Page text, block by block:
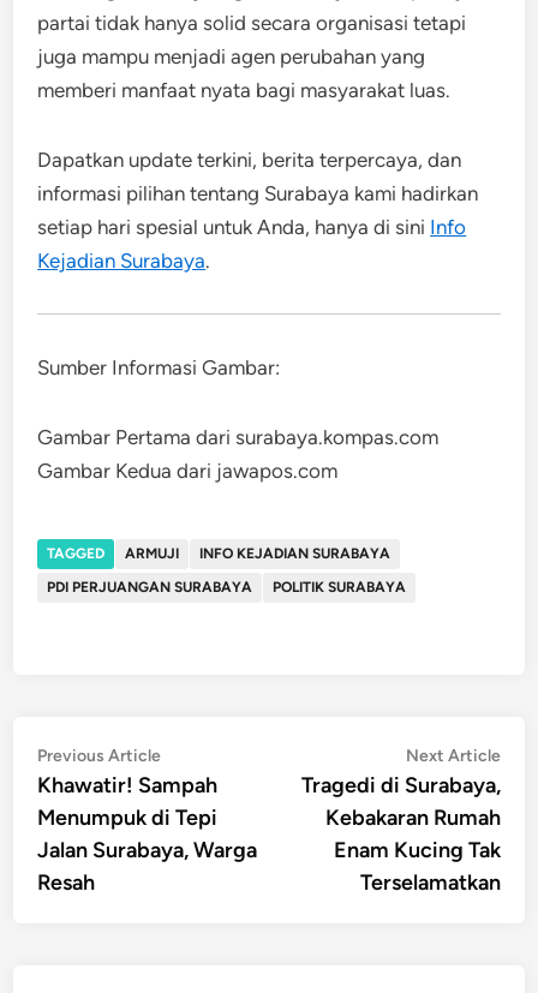
partai tidak hanya solid secara organisasi tetapi
juga mampu menjadi agen perubahan yang
memberi manfaat nyata bagi masyarakat luas.
Dapatkan update terkini, berita terpercaya, dan
informasi pilihan tentang Surabaya kami hadirkan
setiap hari spesial untuk Anda, hanya di sini Info
Kejadian Surabaya.
Sumber Informasi Gambar:
Gambar Pertama dari surabaya.kompas.com
Gambar Kedua dari jawapos.com
TAGGED ARMUJI
INFO KEJADIAN SURABAYA
PDI PERJUANGAN SURABAYA
POLITIK SURABAYA
Post
navigation
Previous ArticlePrevious
article:
Khawatir! Sampah
Menumpuk di Tepi
Jalan Surabaya, Warga
Resah
Next Article
Tragedi di Surabaya,
Kebakaran Rumah
Enam Kucing Tak
Terselamatkan